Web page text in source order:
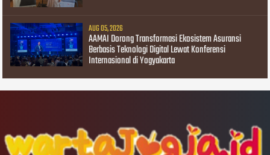
AUG 05, 2026
AAMAI Dorong Transformasi Ekosistem Asuransi
Berbasis Teknologi Digital Lewat Konferensi
Internasional di Yogyakarta